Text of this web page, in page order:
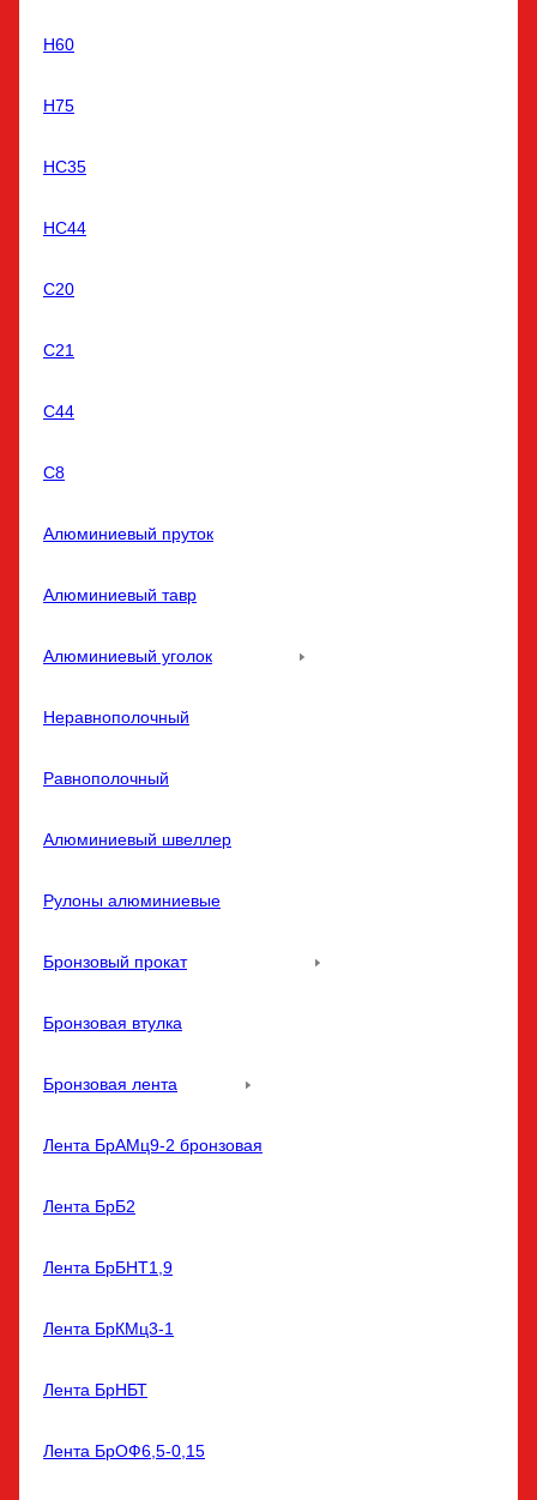
Н60
Н75
НС35
НС44
С20
С21
С44
С8
Алюминиевый пруток
Алюминиевый тавр
Алюминиевый уголок
Неравнополочный
Равнополочный
Алюминиевый швеллер
Рулоны алюминиевые
Бронзовый прокат
Бронзовая втулка
Бронзовая лента
Лента БрАМц9-2 бронзовая
Лента БрБ2
Лента БрБНТ1,9
Лента БрКМц3-1
Лента БрНБТ
Лента БрОФ6,5-0,15